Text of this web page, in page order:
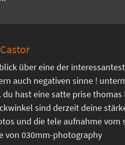
über eine der
auch negativen sinne !
hast eine satte prise
sind derzeit deine
und die tele aufnahme vom
von 030mm-photography